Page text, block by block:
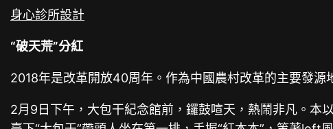
身心診所設計
“破天荒”分紅
2018年是改革開放40周年。作為中國農村改革的主要發源
2月9日下午，大包干紀念館前，鑼鼓喧天，熱鬧非凡。本